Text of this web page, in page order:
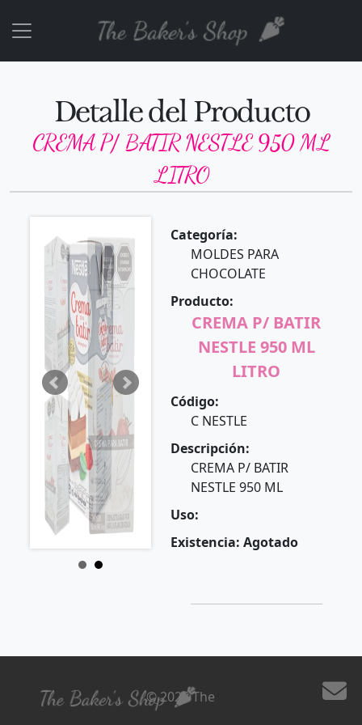
Detalle del Producto
CREMA P/ BATIR NESTLE 950 ML
LITRO
Categoría:
MOLDES PARA
CHOCOLATE
Producto:
CREMA P/ BATIR
NESTLE 950 ML
LITRO
Código:
C NESTLE
Descripción:
CREMA P/ BATIR
NESTLE 950 ML
Uso:
Existencia: Agotado
© 2026 The